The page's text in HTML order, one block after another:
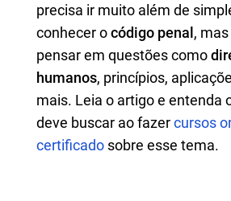
precisa ir muito além de
conhecer ocódigo penal,
pensar em questões como
humanos, princípios,
mais. Leia o artigo e entenda
deve buscar ao fazercursos
certificado sobre esse tema.